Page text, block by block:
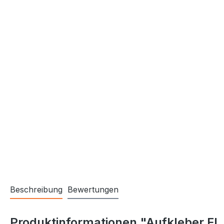
Beschreibung Bewertungen